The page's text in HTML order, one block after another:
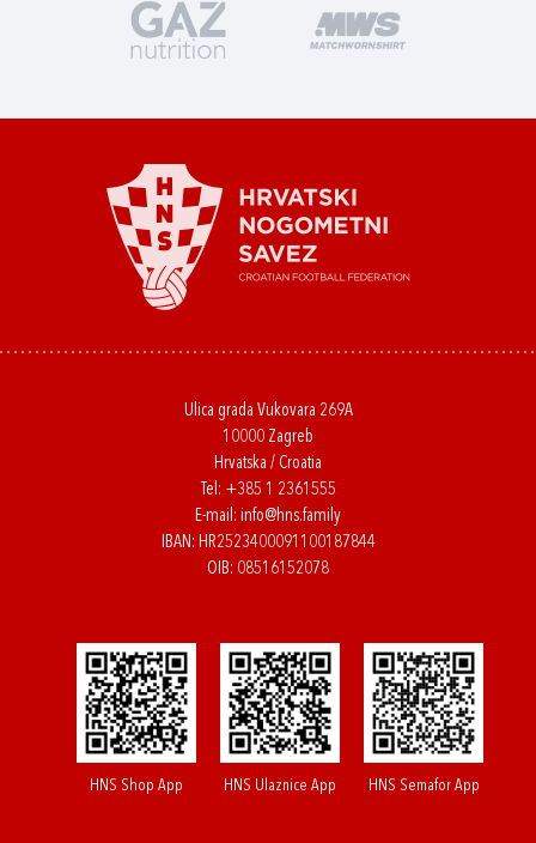
Ulica grada Vukovara 269A
10000 Zagreb
Hrvatska / Croatia
Tel: +385 1 2361555
E-mail: info@hns.family
IBAN: HR2523400091100187844
OIB: 08516152078
HNS Shop App HNS Ulaznice App HNS Semafor App